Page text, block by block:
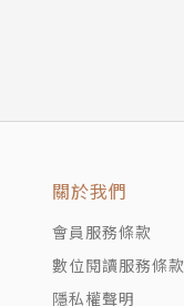
關於我們
會員服務條款
數位閱讀服務條款
隱私權聲明